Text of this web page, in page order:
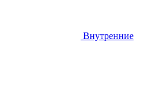
Внутренние